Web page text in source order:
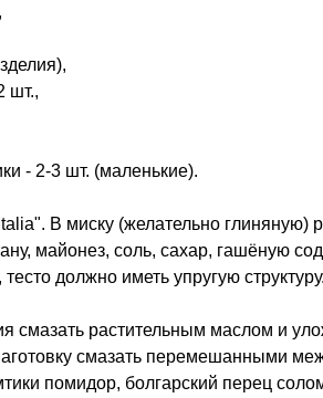
шт.,
- 2-3 шт. (маленькие).
В миску (желательно глиняную)
майонез, соль, сахар, гашёную
должно иметь упругую
смазать растительным маслом и
смазать перемешанными
помидор, болгарский перец